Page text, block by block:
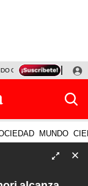
OBRAS ARMONÍA 10
MUNDO